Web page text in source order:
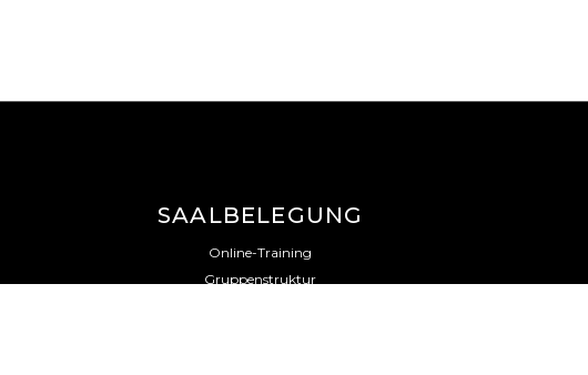
SAALBELEGUNG
Online-Training
Gruppenstruktur